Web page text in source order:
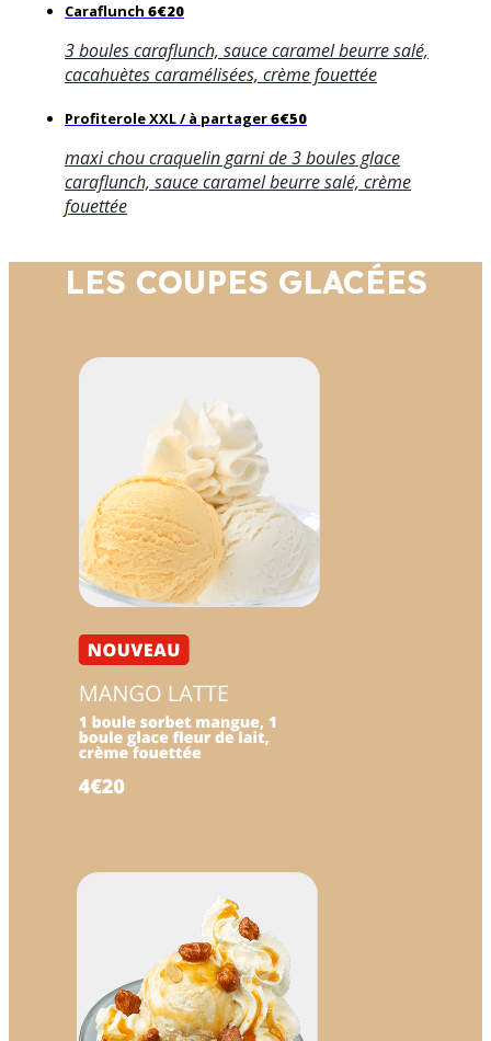
Caraflunch 6€20
3 boules caraflunch, sauce caramel beurre salé,
cacahuètes caramélisées, crème fouettée
Profiterole XXL / à partager6€50
maxi chou craquelin garni de 3 boules glace
caraflunch, sauce caramel beurre salé, crème
fouettée
LES COUPES GLACÉES